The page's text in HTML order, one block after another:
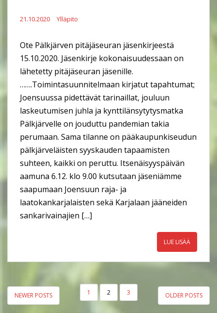
21.10.2020 Ylläpito
Ote Pälkjärven pitäjäseuran jäsenkirjeestä
15.10.2020. Jäsenkirje kokonaisuudessaan on
lähetetty pitäjäseuran jäsenille.
…….Toimintasuunnitelmaan kirjatut tapahtumat;
Joensuussa pidettävät tarinaillat, jouluun
laskeutumisen juhla ja kynttilänsytytysmatka
Pälkjärvelle on jouduttu pandemian takia
perumaan. Sama tilanne on pääkaupunkiseudun
pälkjärveläisten syyskauden tapaamisten
suhteen, kaikki on peruttu. Itsenäisyyspäivän
aamuna 6.12. klo 9.00 kutsutaan jäseniämme
saapumaan Joensuun raja- ja
laatokankarjalaisten sekä Karjalaan jääneiden
sankarivainajien […]
LUE LISÄÄ
ARTIKKELIEN
SIVUTUS
NEWER POSTS 1 2 3 OLDER POSTS